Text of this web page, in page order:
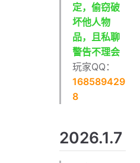
定，偷窃破
坏他人物
品，且私聊
警告不理会
玩家QQ：
168589429
8
2026.1.7